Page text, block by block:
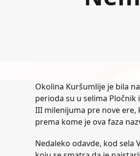
Okolina Kuršumlije je bila
perioda su u selima Pločnik
III milenijuma pre nove
prema kome je ova faza
Nedaleko odavde, kod sela